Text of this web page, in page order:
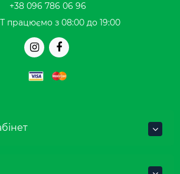
+38 096 786 06 96
працюємо з 08:00 до 19:00